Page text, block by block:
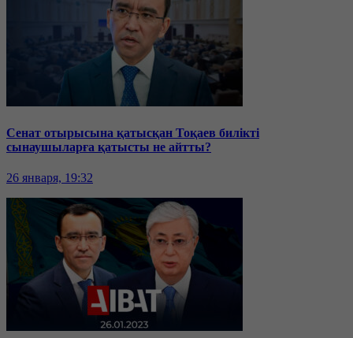
Сенат отырысына қатысқан Тоқаев билікті
сынаушыларға қатысты не айтты?
26 января, 19:32